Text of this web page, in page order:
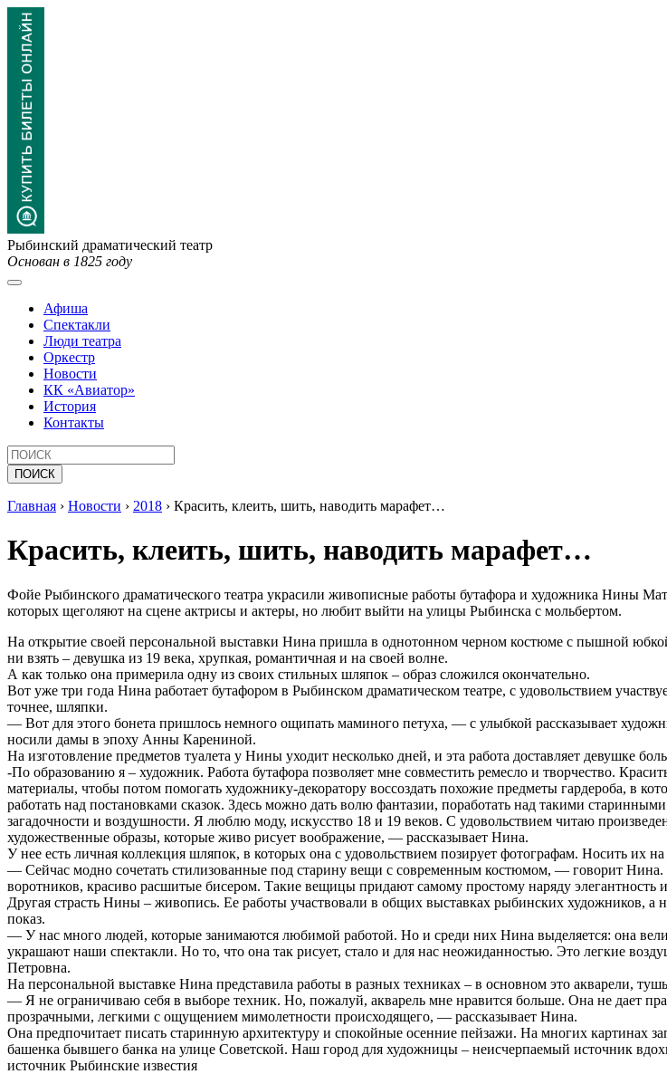
Рыбинский драматический театр
Основан в 1825 году
Афиша
Спектакли
Люди театра
Оркестр
Новости
КК «Авиатор»
История
Контакты
Главная › Новости › 2018 › Красить, клеить, шить, наводить марафет…
Красить, клеить, шить, наводить марафет…
Фойе Рыбинского драматического театра украсили живописные работы бутафора и художника Нины
которых щеголяют на сцене актрисы и актеры, но любит выйти на улицы Рыбинска с мольбертом.
На открытие своей персональной выставки Нина пришла в однотонном черном костюме с пышной
ни взять – девушка из 19 века, хрупкая, романтичная и на своей волне.
А как только она примерила одну из своих стильных шляпок – образ сложился окончательно.
Вот уже три года Нина работает бутафором в Рыбинском драматическом театре, с удовольствием
точнее, шляпки.
— Вот для этого бонета пришлось немного ощипать маминого петуха, — с улыбкой рассказывает
носили дамы в эпоху Анны Карениной.
На изготовление предметов туалета у Нины уходит несколько дней, и эта работа доставляет девушке
-По образованию я – художник. Работа бутафора позволяет мне совместить ремесло и творчество.
материалы, чтобы потом помогать художнику-декоратору воссоздать похожие предметы гардероба, в
работать над постановками сказок. Здесь можно дать волю фантазии, поработать над такими
загадочности и воздушности. Я люблю моду, искусство 18 и 19 веков. С удовольствием читаю
художественные образы, которые живо рисует воображение, — рассказывает Нина.
У нее есть личная коллекция шляпок, в которых она с удовольствием позирует фотографам. Носить их
— Сейчас модно сочетать стилизованные под старину вещи с современным костюмом, — говорит
воротников, красиво расшитые бисером. Такие вещицы придают самому простому наряду элегантность
Другая страсть Нины – живопись. Ее работы участвовали в общих выставках рыбинских художников, а
показ.
— У нас много людей, которые занимаются любимой работой. Но и среди них Нина выделяется: она
украшают наши спектакли. Но то, что она так рисует, стало и для нас неожиданностью. Это легкие
Петровна.
На персональной выставке Нина представила работы в разных техниках – в основном это акварели,
— Я не ограничиваю себя в выборе техник. Но, пожалуй, акварель мне нравится больше. Она не дает
прозрачными, легкими с ощущением мимолетности происходящего, — рассказывает Нина.
Она предпочитает писать старинную архитектуру и спокойные осенние пейзажи. На многих картинах
башенка бывшего банка на улице Советской. Наш город для художницы – неисчерпаемый источник
источник Рыбинские известия